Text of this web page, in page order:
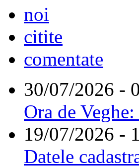
noi
citite
comentate
30/07/2026 -
Ora de
19/07/2026 -
Datele